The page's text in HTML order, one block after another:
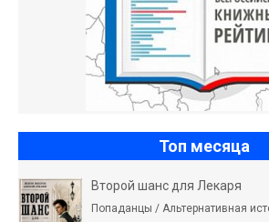
Топ месяца
Второй шанс для Лекаря
Попаданцы / Альтернативная